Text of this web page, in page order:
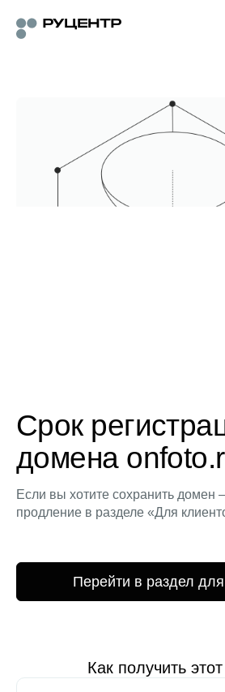
Срок
домена
Если вы хотите сохранить домен
продление в разделе «Для
Перейти в раздел
Как получить